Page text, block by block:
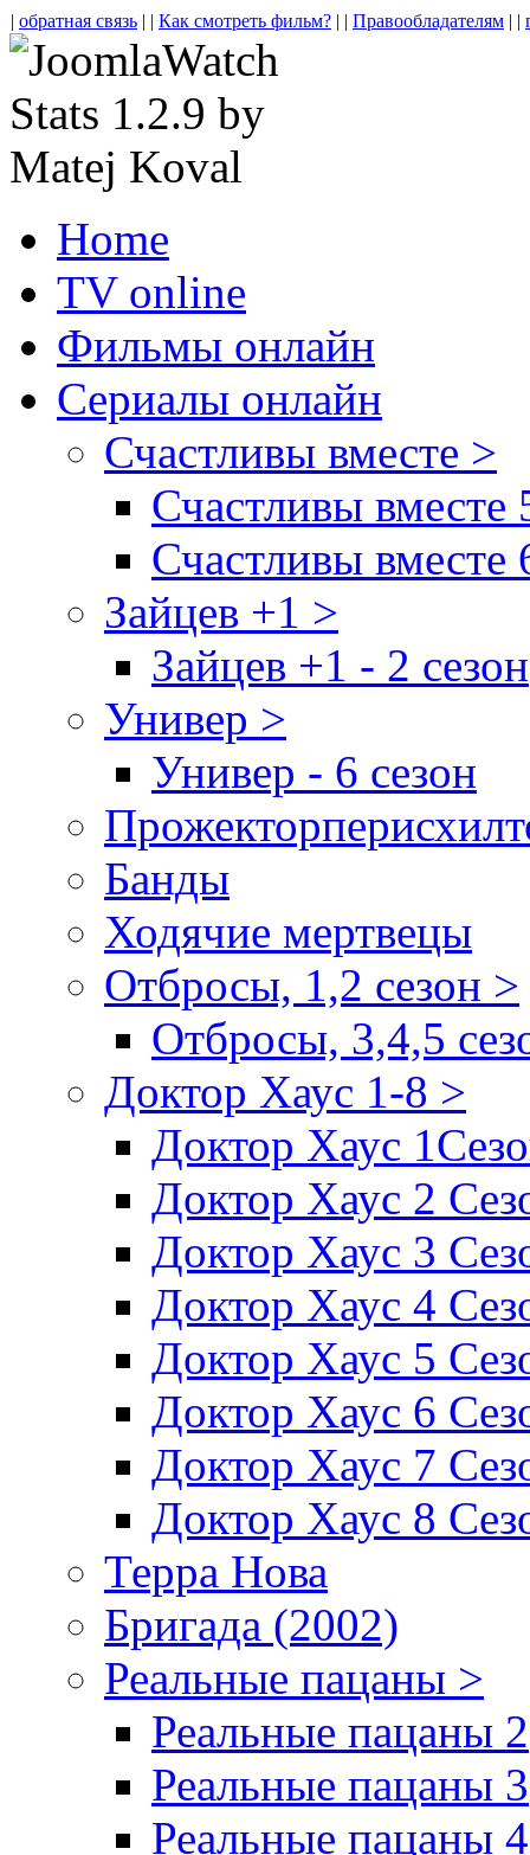
| обратная связь | | Как смотреть фильм? | | Правообладателям | |
Home
TV online
Фильмы онлайн
Сериалы онлайн
Счастливы вместе >
Счастливы вместе
Счастливы вместе
Зайцев +1 >
Зайцев +1 - 2 сезон
Универ >
Универ - 6 сезон
Банды
Ходячие мертвецы
Отбросы, 1,2 сезон >
Отбросы, 3,4,5
Доктор Хаус 1-8 >
Доктор Хаус
Доктор Хаус 2
Доктор Хаус 3
Доктор Хаус 4
Доктор Хаус 5
Доктор Хаус 6
Доктор Хаус 7
Доктор Хаус 8
Терра Нова
Бригада (2002)
Реальные пацаны >
Реальные пацаны 2
Реальные пацаны 3
Реальные пацаны 4